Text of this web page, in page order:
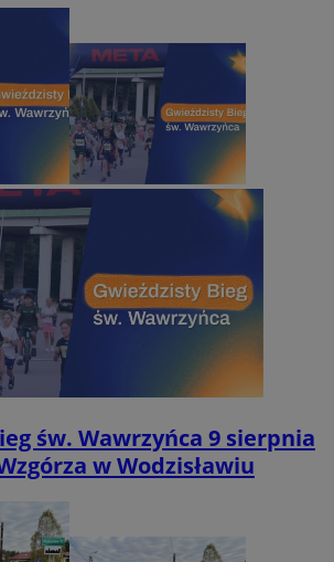
św. Wawrzyńca 9 sierpnia
w Wodzisławiu